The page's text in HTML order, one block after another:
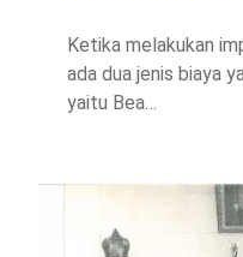
Ketika melakukan
ada dua jenis biaya
yaitu Bea…